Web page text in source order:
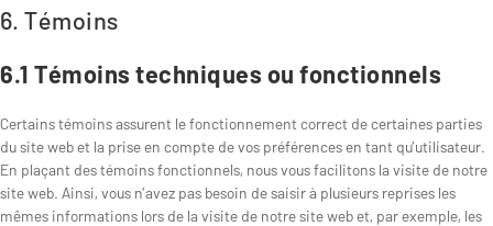
6. Témoins
6.1 Témoins techniques ou fonctionnels
Certains témoins assurent le fonctionnement correct de certaines parties
du site web et la prise en compte de vos préférences en tant qu’utilisateur.
En plaçant des témoins fonctionnels, nous vous facilitons la visite de notre
site web. Ainsi, vous n’avez pas besoin de saisir à plusieurs reprises les
mêmes informations lors de la visite de notre site web et, par exemple, les